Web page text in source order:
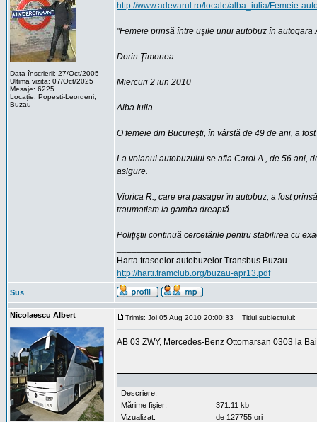
Data înscrierii: 27/Oct/2005
Ultima vizita: 07/Oct/2025
Mesaje: 6225
Locaţie: Popesti-Leordeni,
Buzau
http://www.adevarul.ro/locale/alba_iulia/Femeie-
"Femeie prinsă între uşile unui autobuz în autogara
Dorin Ţimonea
Miercuri 2 iun 2010
Alba Iulia
O femeie din Bucureşti, în vârstă de 49 de ani, a
La volanul autobuzului se afla Carol A., de 56 ani,
asigure.
Viorica R., care era pasager în autobuz, a fost
traumatism la gamba dreaptă.
Poliţiştii continuă cercetările pentru stabilirea cu
Harta traseelor autobuzelor Transbus Buzau.
http://harti.tramclub.org/buzau-apr13.pdf
Sus
Nicolaescu Albert Trimis: Joi 05 Aug 2010 20:00:33 Titlul subiectului:
AB 03 ZWY, Mercedes-Benz Ottomarsan 0303 la
Descriere:
Mărime fişier:
371.11 kb
Vizualizat:
de 127755 ori